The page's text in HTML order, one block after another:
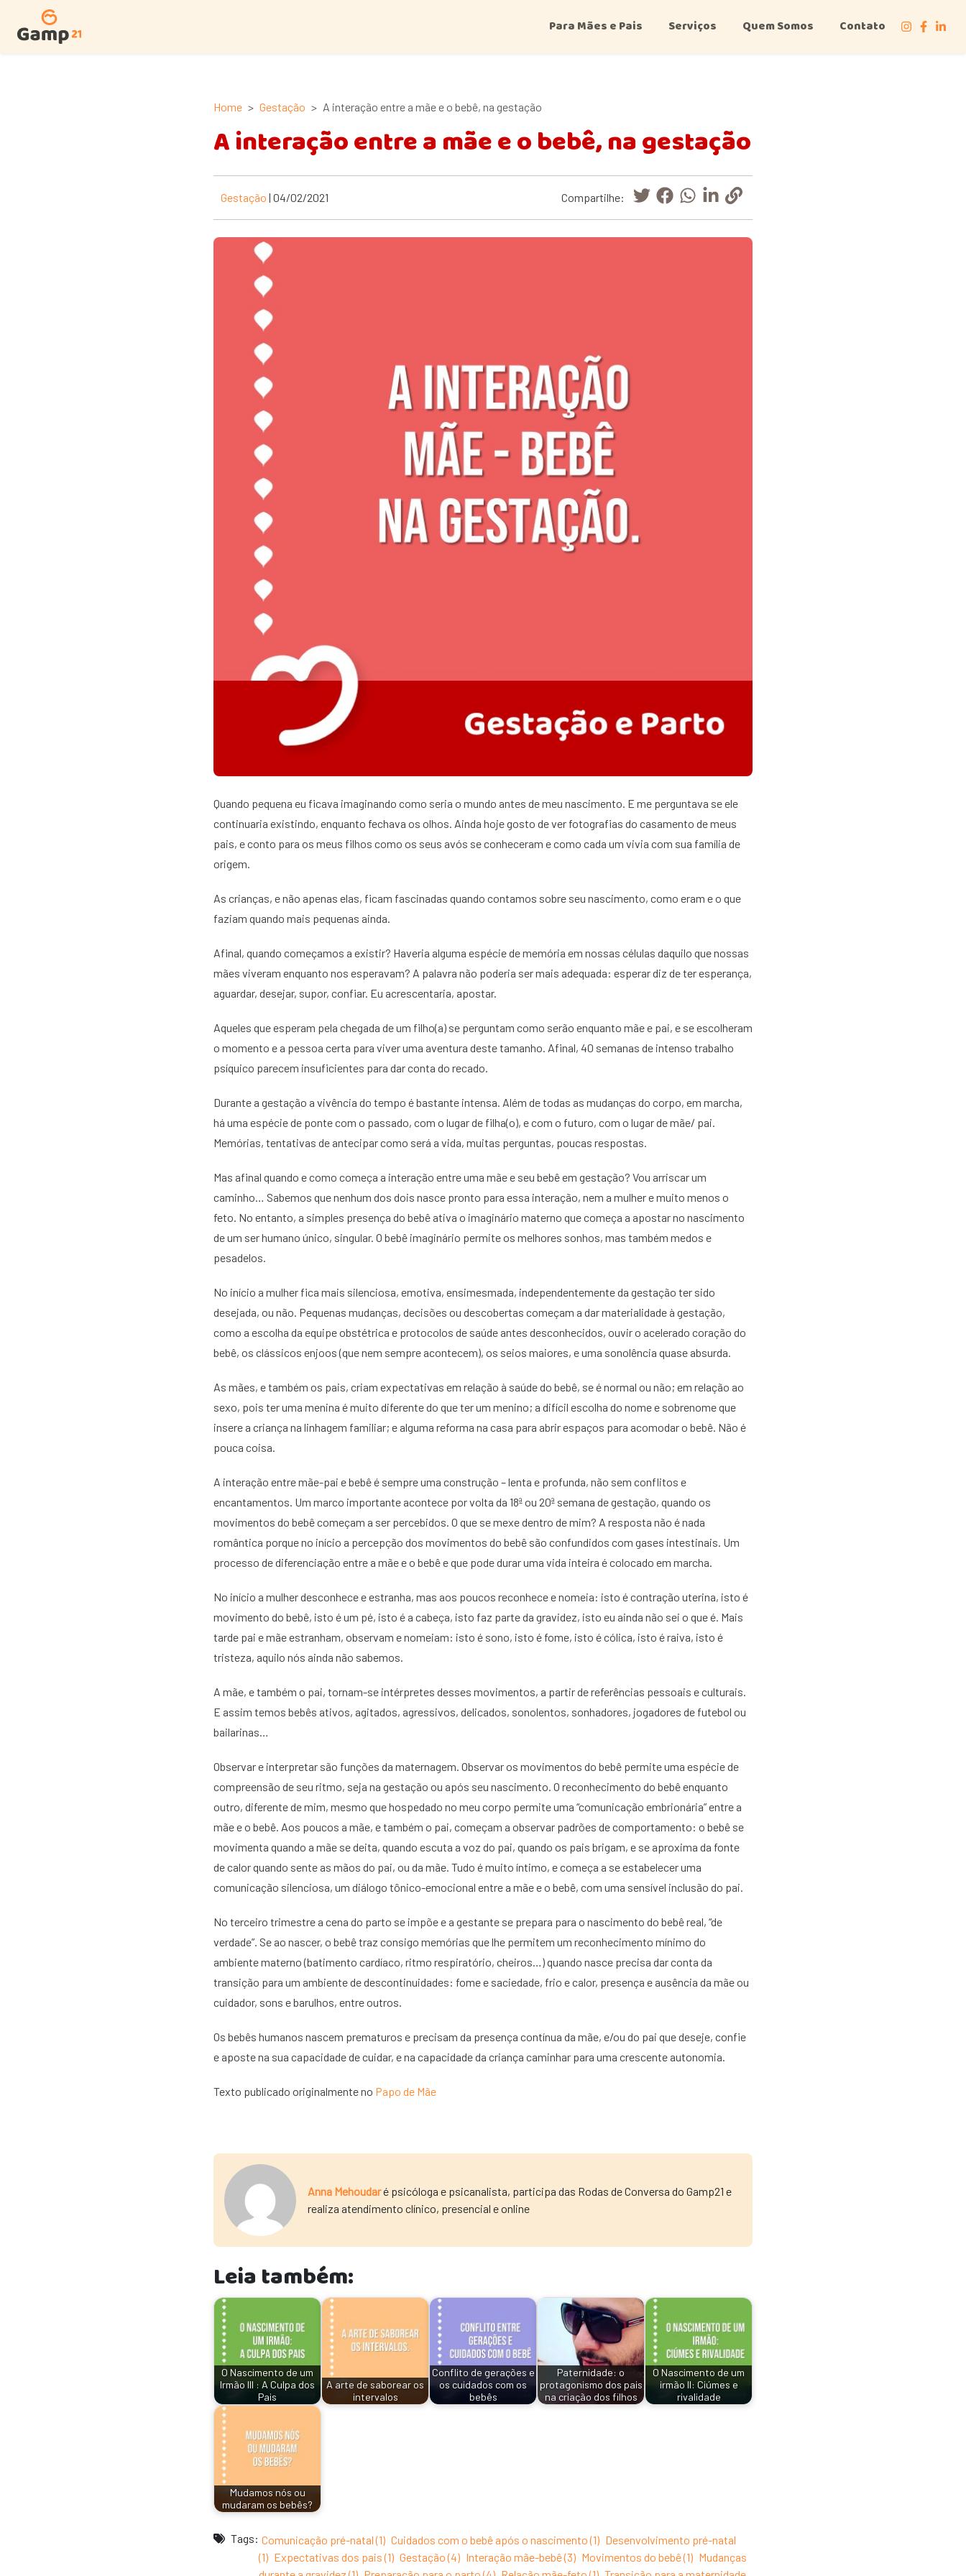
Para Mães e Pais Serviços Quem Somos Contato
Home Gestação A interação entre a mãe e o bebê, na gestação
A interação entre a mãe e o bebê, na gestação
Gestação | 04/02/2021 Compartilhe:
Quando pequena eu ficava imaginando como seria o mundo antes de meu nascimento. E me perguntava se ele
continuaria existindo, enquanto fechava os olhos. Ainda hoje gosto de ver fotografias do casamento de meus
pais, e conto para os meus filhos como os seus avós se conheceram e como cada um vivia com sua família de
origem.
As crianças, e não apenas elas, ficam fascinadas quando contamos sobre seu nascimento, como eram e o que
faziam quando mais pequenas ainda.
Afinal, quando começamos a existir? Haveria alguma espécie de memória em nossas células daquilo que nossas
mães viveram enquanto nos esperavam? A palavra não poderia ser mais adequada: esperar diz de ter esperança,
aguardar, desejar, supor, confiar. Eu acrescentaria, apostar.
Aqueles que esperam pela chegada de um filho(a) se perguntam como serão enquanto mãe e pai, e se escolheram
o momento e a pessoa certa para viver uma aventura deste tamanho. Afinal, 40 semanas de intenso trabalho
psíquico parecem insuficientes para dar conta do recado.
Durante a gestação a vivência do tempo é bastante intensa. Além de todas as mudanças do corpo, em marcha,
há uma espécie de ponte com o passado, com o lugar de filha(o), e com o futuro, com o lugar de mãe/ pai.
Memórias, tentativas de antecipar como será a vida, muitas perguntas, poucas respostas.
Mas afinal quando e como começa a interação entre uma mãe e seu bebê em gestação? Vou arriscar um
caminho… Sabemos que nenhum dos dois nasce pronto para essa interação, nem a mulher e muito menos o
feto. No entanto, a simples presença do bebê ativa o imaginário materno que começa a apostar no nascimento
de um ser humano único, singular. O bebê imaginário permite os melhores sonhos, mas também medos e
pesadelos.
No início a mulher fica mais silenciosa, emotiva, ensimesmada, independentemente da gestação ter sido
desejada, ou não. Pequenas mudanças, decisões ou descobertas começam a dar materialidade à gestação,
como a escolha da equipe obstétrica e protocolos de saúde antes desconhecidos, ouvir o acelerado coração do
bebê, os clássicos enjoos (que nem sempre acontecem), os seios maiores, e uma sonolência quase absurda.
As mães, e também os pais, criam expectativas em relação à saúde do bebê, se é normal ou não; em relação ao
sexo, pois ter uma menina é muito diferente do que ter um menino; a difícil escolha do nome e sobrenome que
insere a criança na linhagem familiar; e alguma reforma na casa para abrir espaços para acomodar o bebê. Não é
pouca coisa.
A interação entre mãe-pai e bebê é sempre uma construção – lenta e profunda, não sem conflitos e
encantamentos. Um marco importante acontece por volta da 18ª ou 20ª semana de gestação, quando os
movimentos do bebê começam a ser percebidos. O que se mexe dentro de mim? A resposta não é nada
romântica porque no início a percepção dos movimentos do bebê são confundidos com gases intestinais. Um
processo de diferenciação entre a mãe e o bebê e que pode durar uma vida inteira é colocado em marcha.
No início a mulher desconhece e estranha, mas aos poucos reconhece e nomeia: isto é contração uterina, isto é
movimento do bebê, isto é um pé, isto é a cabeça, isto faz parte da gravidez, isto eu ainda não sei o que é. Mais
tarde pai e mãe estranham, observam e nomeiam: isto é sono, isto é fome, isto é cólica, isto é raiva, isto é
tristeza, aquilo nós ainda não sabemos.
A mãe, e também o pai, tornam-se intérpretes desses movimentos, a partir de referências pessoais e culturais.
E assim temos bebês ativos, agitados, agressivos, delicados, sonolentos, sonhadores, jogadores de futebol ou
bailarinas…
Observar e interpretar são funções da maternagem. Observar os movimentos do bebê permite uma espécie de
compreensão de seu ritmo, seja na gestação ou após seu nascimento. O reconhecimento do bebê enquanto
outro, diferente de mim, mesmo que hospedado no meu corpo permite uma “comunicação embrionária” entre a
mãe e o bebê. Aos poucos a mãe, e também o pai, começam a observar padrões de comportamento: o bebê se
movimenta quando a mãe se deita, quando escuta a voz do pai, quando os pais brigam, e se aproxima da fonte
de calor quando sente as mãos do pai, ou da mãe. Tudo é muito íntimo, e começa a se estabelecer uma
comunicação silenciosa, um diálogo tônico-emocional entre a mãe e o bebê, com uma sensível inclusão do pai.
No terceiro trimestre a cena do parto se impõe e a gestante se prepara para o nascimento do bebê real, “de
verdade”. Se ao nascer, o bebê traz consigo memórias que lhe permitem um reconhecimento mínimo do
ambiente materno (batimento cardíaco, ritmo respiratório, cheiros…) quando nasce precisa dar conta da
transição para um ambiente de descontinuidades: fome e saciedade, frio e calor, presença e ausência da mãe ou
cuidador, sons e barulhos, entre outros.
Os bebês humanos nascem prematuros e precisam da presença contínua da mãe, e/ou do pai que deseje, confie
e aposte na sua capacidade de cuidar, e na capacidade da criança caminhar para uma crescente autonomia.
Texto publicado originalmente no Papo de Mãe
Anna Mehoudaré psicóloga e psicanalista, participa das Rodas de Conversa do Gamp21 e
realiza atendimento clínico, presencial e online
Leia também:
O Nascimento de um
Irmão III : A Culpa dos
Pais
A arte de saborear os
intervalos
Conflito de gerações e
os cuidados com os
bebês
Paternidade: o
protagonismo dos pais
na criação dos filhos
O Nascimento de um
irmão II: Ciúmes e
rivalidade
Mudamos nós ou
mudaram os bebês?
Tags: Comunicação pré-natal (1) Cuidados com o bebê após o nascimento (1) Desenvolvimento pré-natal
(1) Expectativas dos pais (1) Gestação (4) Interação mãe-bebê (3) Movimentos do bebê (1) Mudanças